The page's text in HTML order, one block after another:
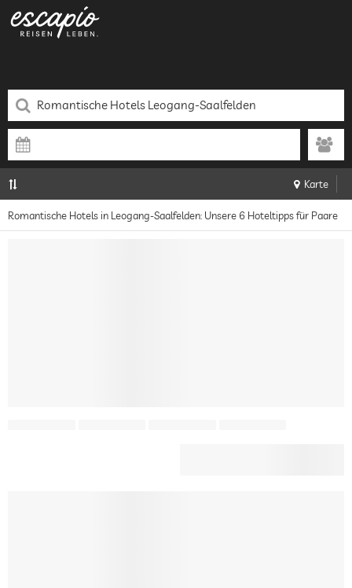
Karte
Romantische Hotels in Leogang-Saalfelden: Unsere 6 Hoteltipps für Paare